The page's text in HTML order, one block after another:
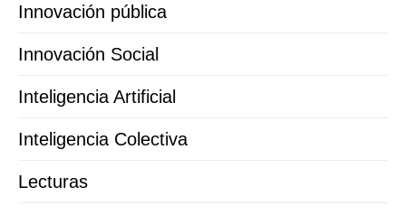
Innovación pública
Innovación Social
Inteligencia Artificial
Inteligencia Colectiva
Lecturas